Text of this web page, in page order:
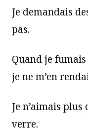
Je demandais
pas.
Quand je
je ne m’en
Je n’aimais
verre.